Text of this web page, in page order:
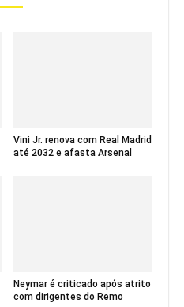
Vini Jr. renova com Real Madrid
até 2032 e afasta Arsenal
Neymar é criticado após atrito
com dirigentes do Remo